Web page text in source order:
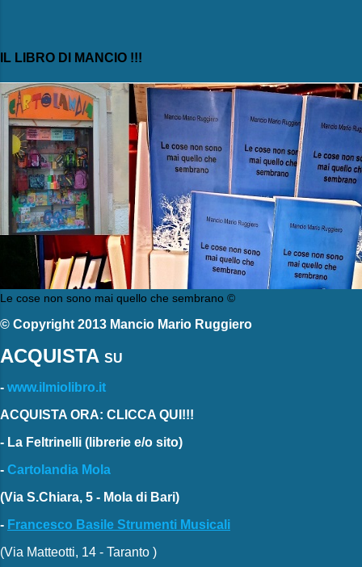
IL LIBRO DI MANCIO !!!
Le cose non sono mai quello che sembrano ©
© Copyright 2013 Mancio Mario Ruggiero
ACQUISTA SU
- www.ilmiolibro.it
ACQUISTA ORA: CLICCA QUI!!!
- La Feltrinelli (librerie e/o sito)
- Cartolandia Mola
(Via S.Chiara, 5 - Mola di Bari)
- Francesco Basile Strumenti Musicali
(Via Matteotti, 14 - Taranto )